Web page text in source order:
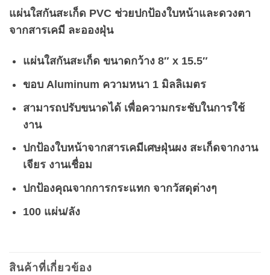
แผ่นใสกันสะเก็ด PVC ช่วยปกป้องใบหน้าและดวงตา
จากสารเคมี ละอองฝุ่น
แผ่นใสกันสะเก็ด ขนาดกว้าง 8″ x 15.5″
ขอบ Aluminum ความหนา 1 มิลลิเมตร
สามารถปรับขนาดได้ เพื่อความกระชับในการใช้
งาน
ปกป้องใบหน้าจากสารเคมีเศษฝุ่นผง สะเก็ดจากงาน
เจียร งานเชื่อม
ปกป้องคุณจากการกระแทก จากวัสดุต่างๆ
100 แผ่น/ลัง
สินค้าที่เกี่ยวข้อง